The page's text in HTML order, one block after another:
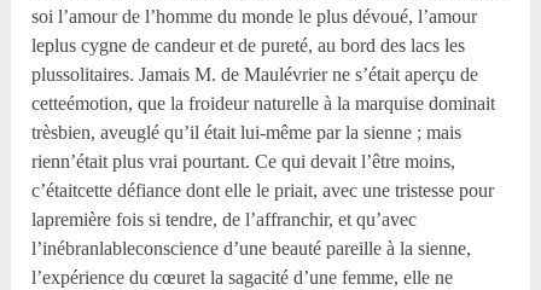
soi l’amour de l’homme du monde le plus dévoué, l’amour
leplus cygne de candeur et de pureté, au bord des lacs les
plussolitaires. Jamais M. de Maulévrier ne s’était aperçu de
cetteémotion, que la froideur naturelle à la marquise dominait
trèsbien, aveuglé qu’il était lui-même par la sienne ; mais
rienn’était plus vrai pourtant. Ce qui devait l’être moins,
c’étaitcette défiance dont elle le priait, avec une tristesse pour
lapremière fois si tendre, de l’affranchir, et qu’avec
l’inébranlableconscience d’une beauté pareille à la sienne,
l’expérience du cœuret la sagacité d’une femme, elle ne